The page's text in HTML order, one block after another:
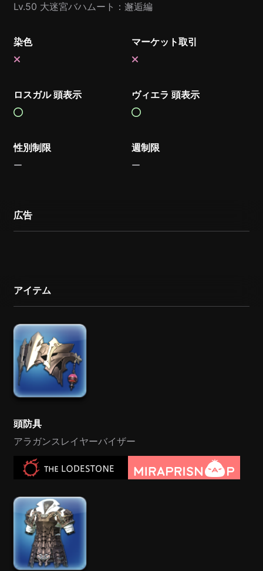
Lv.50 大迷宮バハムート：邂逅編
染色 マーケット取引
ロスガル 頭表示 ヴィエラ 頭表示
性別制限 週制限
広告
アイテム
頭防具
アラガンスレイヤーバイザー